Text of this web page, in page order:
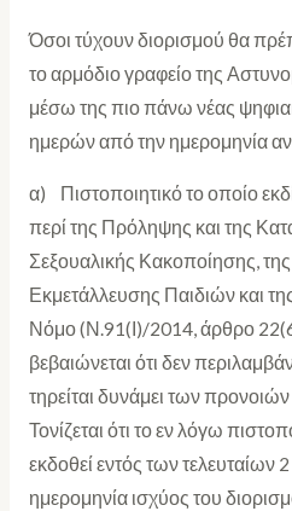
Όσοι τύχουν διορισμού θα
το αρμόδιο γραφείο της
μέσω της πιο πάνω νέας
ημερών από την ημερομηνία
α) Πιστοποιητικό το οποίο
περί της Πρόληψης και της
Σεξουαλικής Κακοποίησης,
Εκμετάλλευσης Παιδιών και
Νόμο (Ν.91(Ι)/2014, άρθρο
βεβαιώνεται ότι δεν
τηρείται δυνάμει των
Τονίζεται ότι το εν λόγω
εκδοθεί εντός των τελευταίων
ημερομηνία ισχύος του